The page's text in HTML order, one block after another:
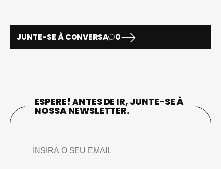
JUNTE-SE À CONVERSA 0
ESPERE! ANTES DE IR, JUNTE-SE À
NOSSA NEWSLETTER.